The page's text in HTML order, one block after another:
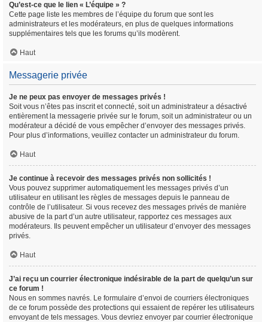
Qu’est-ce que le lien « L’équipe » ?
Cette page liste les membres de l’équipe du forum que sont les
administrateurs et les modérateurs, en plus de quelques informations
supplémentaires tels que les forums qu’ils modèrent.
Haut
Messagerie privée
Je ne peux pas envoyer de messages privés !
Soit vous n’êtes pas inscrit et connecté, soit un administrateur a désactivé
entièrement la messagerie privée sur le forum, soit un administrateur ou un
modérateur a décidé de vous empêcher d’envoyer des messages privés.
Pour plus d’informations, veuillez contacter un administrateur du forum.
Haut
Je continue à recevoir des messages privés non sollicités !
Vous pouvez supprimer automatiquement les messages privés d’un
utilisateur en utilisant les règles de messages depuis le panneau de
contrôle de l’utilisateur. Si vous recevez des messages privés de manière
abusive de la part d’un autre utilisateur, rapportez ces messages aux
modérateurs. Ils peuvent empêcher un utilisateur d’envoyer des messages
privés.
Haut
J’ai reçu un courrier électronique indésirable de la part de quelqu’un sur
ce forum !
Nous en sommes navrés. Le formulaire d’envoi de courriers électroniques
de ce forum possède des protections qui essaient de repérer les utilisateurs
envoyant de tels messages. Vous devriez envoyer par courrier électronique